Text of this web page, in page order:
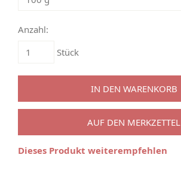
Anzahl:
Stück
IN DEN WARENKORB
AUF DEN MERKZETTEL
Dieses Produkt weiterempfehlen